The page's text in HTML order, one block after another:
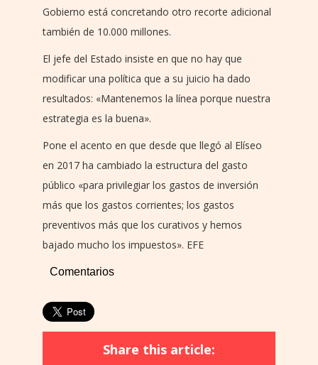
Gobierno está concretando otro recorte adicional
también de 10.000 millones.
El jefe del Estado insiste en que no hay que
modificar una política que a su juicio ha dado
resultados: «Mantenemos la línea porque nuestra
estrategia es la buena».
Pone el acento en que desde que llegó al Elíseo
en 2017 ha cambiado la estructura del gasto
público «para privilegiar los gastos de inversión
más que los gastos corrientes; los gastos
preventivos más que los curativos y hemos
bajado mucho los impuestos». EFE
Comentarios
Share this article: